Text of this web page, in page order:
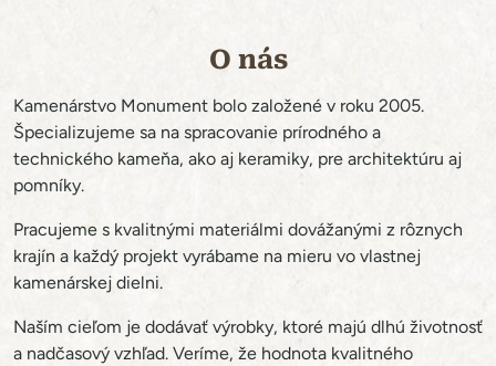
O nás
Kamenárstvo Monument bolo založené v roku 2005.
Špecializujeme sa na spracovanie prírodného a
technického kameňa, ako aj keramiky, pre architektúru aj
pomníky.
Pracujeme s kvalitnými materiálmi dovážanými z rôznych
krajín a každý projekt vyrábame na mieru vo vlastnej
kamenárskej dielni.
Naším cieľom je dodávať výrobky, ktoré majú dlhú životnosť
a nadčasový vzhľad. Veríme, že hodnota kvalitného